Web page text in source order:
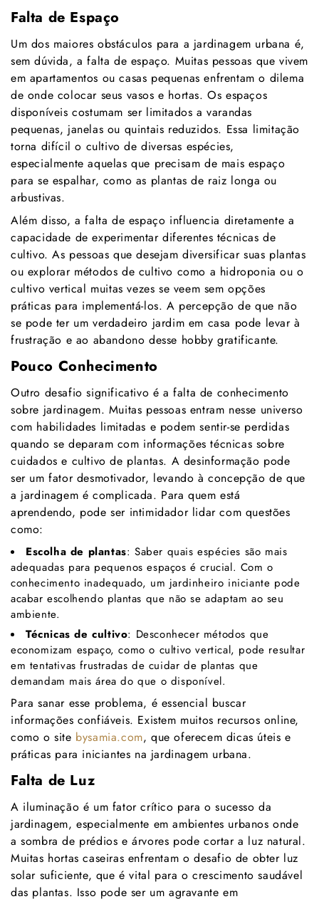
Falta de Espaço
Um dos maiores obstáculos para a jardinagem urbana é,
sem dúvida, a falta de espaço. Muitas pessoas que vivem
em apartamentos ou casas pequenas enfrentam o dilema
de onde colocar seus vasos e hortas. Os espaços
disponíveis costumam ser limitados a varandas
pequenas, janelas ou quintais reduzidos. Essa limitação
torna difícil o cultivo de diversas espécies,
especialmente aquelas que precisam de mais espaço
para se espalhar, como as plantas de raiz longa ou
arbustivas.
Além disso, a falta de espaço influencia diretamente a
capacidade de experimentar diferentes técnicas de
cultivo. As pessoas que desejam diversificar suas plantas
ou explorar métodos de cultivo como a hidroponia ou o
cultivo vertical muitas vezes se veem sem opções
práticas para implementá-los. A percepção de que não
se pode ter um verdadeiro jardim em casa pode levar à
frustração e ao abandono desse hobby gratificante.
Pouco Conhecimento
Outro desafio significativo é a falta de conhecimento
sobre jardinagem. Muitas pessoas entram nesse universo
com habilidades limitadas e podem sentir-se perdidas
quando se deparam com informações técnicas sobre
cuidados e cultivo de plantas. A desinformação pode
ser um fator desmotivador, levando à concepção de que
a jardinagem é complicada. Para quem está
aprendendo, pode ser intimidador lidar com questões
como:
Escolha de plantas: Saber quais espécies são mais
adequadas para pequenos espaços é crucial. Com o
conhecimento inadequado, um jardinheiro iniciante pode
acabar escolhendo plantas que não se adaptam ao seu
ambiente.
Técnicas de cultivo: Desconhecer métodos que
economizam espaço, como o cultivo vertical, pode resultar
em tentativas frustradas de cuidar de plantas que
demandam mais área do que o disponível.
Para sanar esse problema, é essencial buscar
informações confiáveis. Existem muitos recursos online,
como o site bysamia.com, que oferecem dicas úteis e
práticas para iniciantes na jardinagem urbana.
Falta de Luz
A iluminação é um fator crítico para o sucesso da
jardinagem, especialmente em ambientes urbanos onde
a sombra de prédios e árvores pode cortar a luz natural.
Muitas hortas caseiras enfrentam o desafio de obter luz
solar suficiente, que é vital para o crescimento saudável
das plantas. Isso pode ser um agravante em